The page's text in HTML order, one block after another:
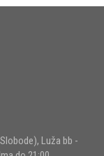
Luža bb -